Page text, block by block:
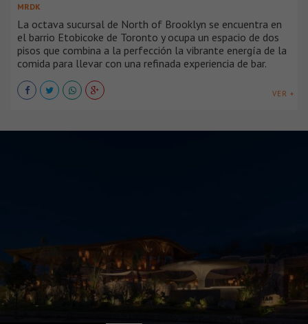
MRDK
La octava sucursal de North of Brooklyn se encuentra en
el barrio Etobicoke de Toronto y ocupa un espacio de dos
pisos que combina a la perfección la vibrante energía de la
comida para llevar con una refinada experiencia de bar.
VER +